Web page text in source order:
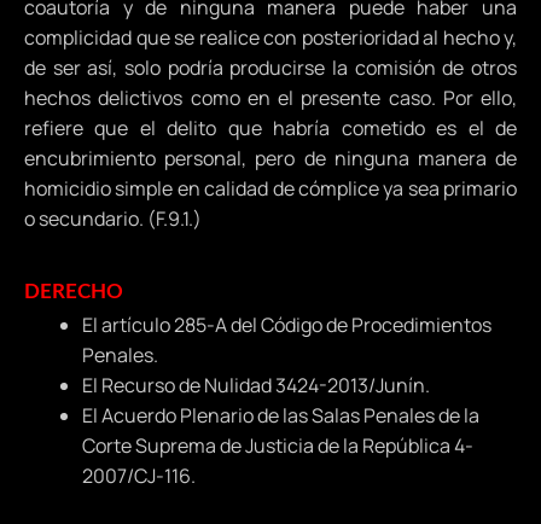
coautoría y de ninguna manera puede haber una
complicidad que se realice con posterioridad al hecho y,
de ser así, solo podría producirse la comisión de otros
hechos delictivos como en el presente caso. Por ello,
refiere que el delito que habría cometido es el de
encubrimiento personal, pero de ninguna manera de
homicidio simple en calidad de cómplice ya sea primario
o secundario. (F.9.1.)
DERECHO
El artículo 285-A del Código de Procedimientos
Penales.
El Recurso de Nulidad 3424-2013/Junín.
El Acuerdo Plenario de las Salas Penales de la
Corte Suprema de Justicia de la República 4-
2007/CJ-116.